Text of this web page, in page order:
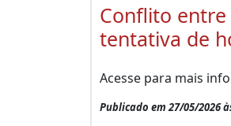
Conflito
tentativa de
Acesse para mais
Publicado em 27/05/2026